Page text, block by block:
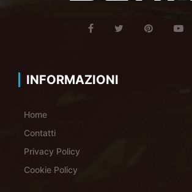
INFORMAZIONI
Home
Contatti
Privacy Policy
Cookie Policy